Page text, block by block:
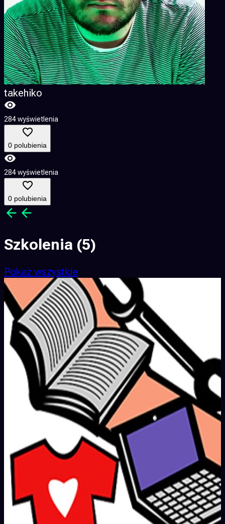
takehiko
284 wyświetlenia
0 polubienia
284 wyświetlenia
0 polubienia
Szkolenia (5)
Pokaż wszystkie